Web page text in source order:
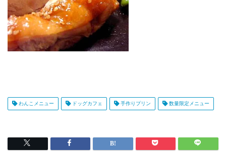
わんこメニュー ドッグカフェ 手作りプリン 数量限定メニュー